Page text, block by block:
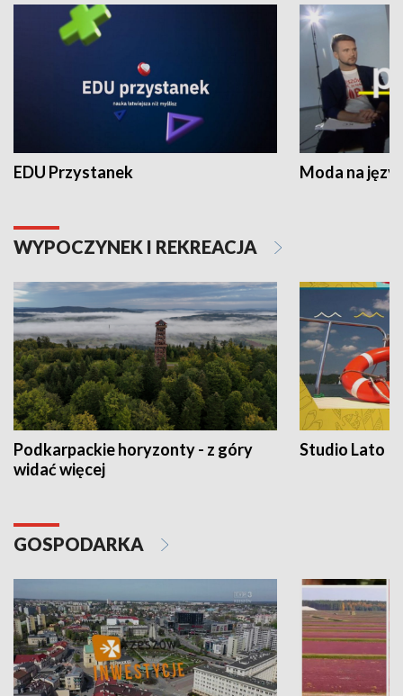
EDU Przystanek Moda na
WYPOCZYNEK I REKREACJA
Podkarpackie horyzonty - z góry
widać więcej
Studio Lato
GOSPODARKA